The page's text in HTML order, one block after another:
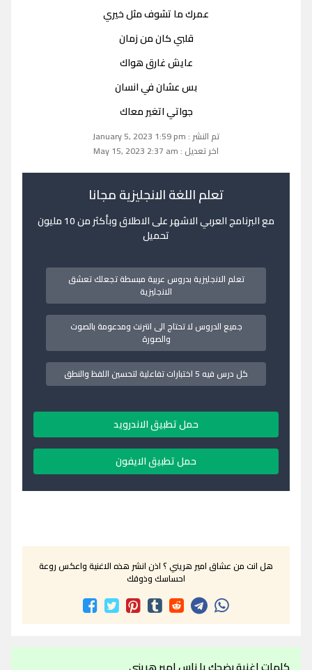
عمرك ما تشوف مثل خيري
قلبي كان من زمان
عايش غارق هواك
بس عشان في انسان
جواتي اتغير معاك
تم النشر : January 5, 2023 1:59 pm
اخر تعديل : May 15, 2023 2:37 am
تعلم اللغة الانجليزية مجانا
مع البرنامج العربي الاشهر على الاطلاق وبأكثر من 10 مليون
تحميل
تعلم الانجليزية بدروس عربية مبسطة تجعلك تعشق
الانجليزية
جميع الدروس لا تحتاج الى انترنت ومدعومة بالصوت
والصورة
كل درس فيه 5 اختبارات تفاعلية لتحسين اللفظ والنطق
حمل تطبيق الاندرويد
حمل تطبيق الايفون
هل انت من عشاق امير هريني ؟ اذن انشر هذه الاغنية واعكس روعة
احساسك وذوقك